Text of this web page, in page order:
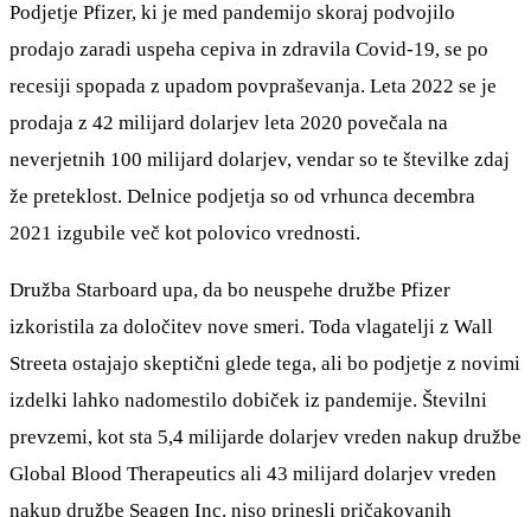
Podjetje Pfizer, ki je med pandemijo skoraj podvojilo
prodajo zaradi uspeha cepiva in zdravila Covid-19, se po
recesiji spopada z upadom povpraševanja. Leta 2022 se je
prodaja z 42 milijard dolarjev leta 2020 povečala na
neverjetnih 100 milijard dolarjev, vendar so te številke zdaj
že preteklost. Delnice podjetja so od vrhunca decembra
2021 izgubile več kot polovico vrednosti.
Družba Starboard upa, da bo neuspehe družbe Pfizer
izkoristila za določitev nove smeri. Toda vlagatelji z Wall
Streeta ostajajo skeptični glede tega, ali bo podjetje z novimi
izdelki lahko nadomestilo dobiček iz pandemije. Številni
prevzemi, kot sta 5,4 milijarde dolarjev vreden nakup družbe
Global Blood Therapeutics ali 43 milijard dolarjev vreden
nakup družbe Seagen Inc. niso prinesli pričakovanih